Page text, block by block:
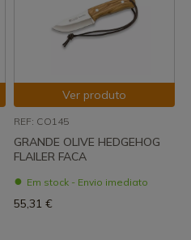
Ver produto
REF: CO145
GRANDE OLIVE HEDGEHOG
FLAILER FACA
Em stock - Envio imediato
55,31 €